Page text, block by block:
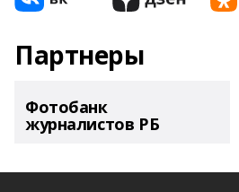
Партнеры
Фотобанк
журналистов РБ